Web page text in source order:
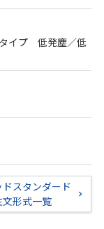
イプ 低発塵／低
スタンダード
文形式一覧